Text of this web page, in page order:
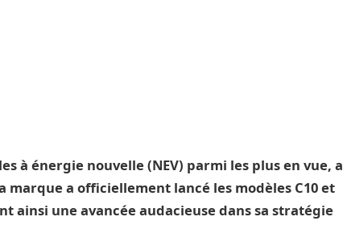
à énergie nouvelle (NEV) parmi les plus en vue, a
a officiellement lancé les modèles C10 et
ainsi une avancée audacieuse dans sa stratégie